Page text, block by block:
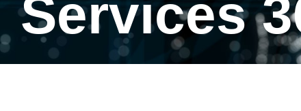
Services